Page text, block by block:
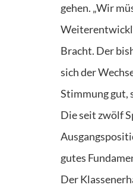
gehen. „Wir
Bracht. Der
sich der
Stimmung gut,
Die seit zwölf
gutes
Der